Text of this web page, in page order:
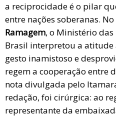
a reciprocidade é o pilar
entre nações soberanas.
Ramagem, o Ministério das
Brasil interpretou a
gesto inamistoso e
regem a cooperação entre
nota divulgada pelo
redação, foi cirúrgica: ao
representante da